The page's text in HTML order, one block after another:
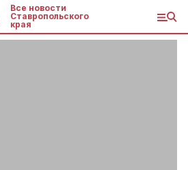
Все новости
Ставропольского
края